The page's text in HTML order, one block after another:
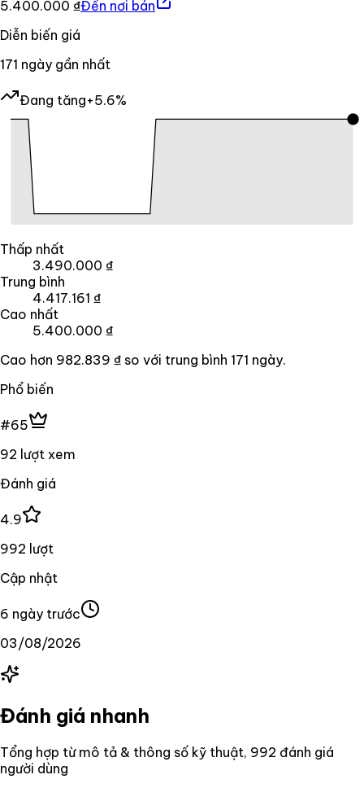
5.400.000 ₫Đến nơi bán
Diễn biến giá
171 ngày gần nhất
Đang tăng+5.6%
Thấp nhất
3.490.000 ₫
Trung bình
4.417.161 ₫
Cao nhất
5.400.000 ₫
Cao hơn 982.839 ₫ so với trung bình 171 ngày.
Phổ biến
#65
92 lượt xem
Đánh giá
4.9
992 lượt
Cập nhật
6 ngày trước
03/08/2026
Đánh giá nhanh
Tổng hợp từ mô tả & thông số kỹ thuật, 992 đánh giá
người dùng